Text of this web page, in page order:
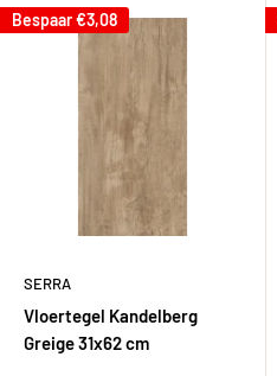
Bespaar€3,08
SERRA
Vloertegel Kandelberg
Greige 31x62 cm